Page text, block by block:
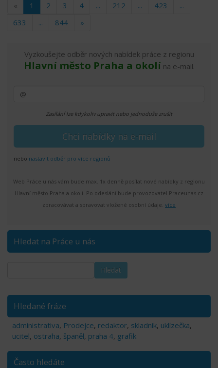
« 1 2 3 4 ... 212 ... 423
...
633
... 844 »
Vyzkoušejte odběr nových nabídek práce z regionu
Hlavní město Praha a okolí na e-mail.
Zasílání lze kdykoliv upravit nebo jednoduše zrušit
nebo nastavit odběr pro více regionů
Web Práce u nás vám bude max. 1x denně posílat nové nabídky z regionu
Hlavní město Praha a okolí. Po odeslání bude provozovatel Praceunas.cz
zpracovávat a spravovat vložené osobní údaje. více
Hledat na Práce u nás
Hledané fráze
administrativa, Prodejce, redaktor, skladník, uklízečka,
ucitel, ostraha, španěl, praha 4, grafik
Často hledáte